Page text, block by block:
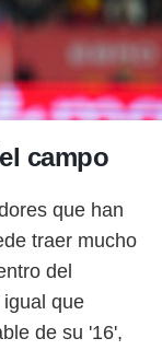
campo
que han
traer mucho
del
que
de su '16',